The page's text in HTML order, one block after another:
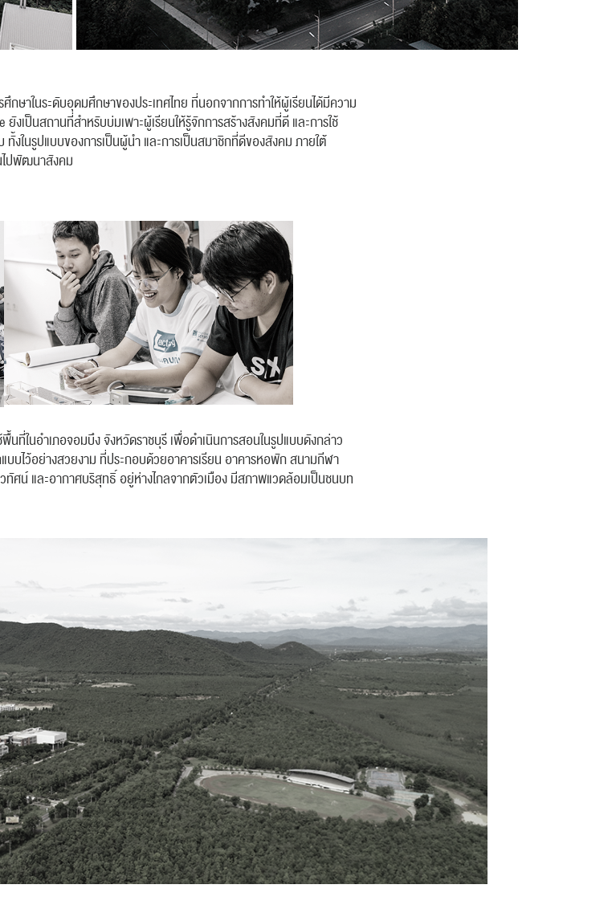
กษาในระดับอุดมศึกษาของประเทศไทย ที่นอกจากการทำให้ผู้เรียนได้มีความ
งเป็นสถานที่สำหรับบ่มเพาะผู้เรียนให้รู้จักการสร้างสังคมที่ดี และการใช้
ในรูปแบบของการเป็นผู้นำ และการเป็นสมาชิกที่ดีของสังคม ภายใต้
ปพัฒนาสังคม
นที่ในอำเภอจอมบึง จังหวัดราชบุรี เพื่อดำเนินการสอนในรูปแบบดังกล่าว
บไว้อย่างสวยงาม ที่ประกอบด้วยอาคารเรียน อาคารหอพัก สนามกีฬา
ทัศน์ และอากาศบริสุทธิ์ อยู่ห่างไกลจากตัวเมือง มีสภาพแวดล้อมเป็นชนบท